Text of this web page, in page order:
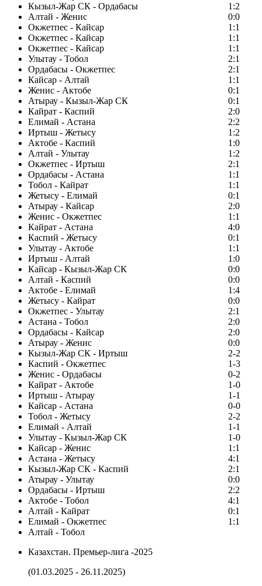
Кызыл-Жар СК - Ордабасы
1:2
Алтай - Женис
0:0
Окжетпес - Кайсар
1:1
Окжетпес - Кайсар
1:1
Окжетпес - Кайсар
1:1
Улытау - Тобол
2:1
Ордабасы - Окжетпес
2:1
Кайсар - Алтай
1:1
Женис - Актобе
0:1
Атырау - Кызыл-Жар СК
0:1
Кайрат - Каспий
2:0
Елимай - Астана
2:2
Иртыш - Жетысу
1:2
Актобе - Каспий
1:0
Алтай - Улытау
1:2
Окжетпес - Иртыш
2:1
Ордабасы - Астана
1:1
Тобол - Кайрат
1:1
Жетысу - Елимай
0:1
Атырау - Кайсар
2:0
Женис - Окжетпес
1:1
Кайрат - Астана
4:0
Каспий - Жетысу
0:1
Улытау - Актобе
1:1
Иртыш - Алтай
1:0
Кайсар - Кызыл-Жар СК
0:0
Алтай - Каспий
0:0
Актобе - Елимай
1:4
Жетысу - Кайрат
0:0
Окжетпес - Улытау
2:1
Астана - Тобол
2:0
Ордабасы - Кайсар
2:0
Атырау - Женис
0:0
Кызыл-Жар СК - Иртыш
2-2
Каспий - Окжетпес
1-3
Женис - Ордабасы
0-2
Кайрат - Актобе
1-0
Иртыш - Атырау
1-1
Кайсар - Астана
0-0
Тобол - Жетысу
2-2
Елимай - Алтай
1-1
Улытау - Кызыл-Жар СК
1-0
Кайсар - Женис
1:1
Астана - Жетысу
4:1
Кызыл-Жар СК - Каспий
2:1
Атырау - Улытау
0:0
Ордабасы - Иртыш
2:2
Актобе - Тобол
4:1
Алтай - Кайрат
0:1
Елимай - Окжетпес
1:1
Алтай - Тобол
Казахстан. Премьер-лига -2025
(01.03.2025 - 26.11.2025)